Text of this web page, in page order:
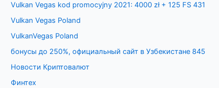
Vulkan Vegas kod promocyjny 2021: 4000 zł + 125 FS 431
Vulkan Vegas Poland
VulkanVegas Poland
бонусы до 250%, официальный сайт в Узбекистане 845
Новости Криптовалют
Финтех